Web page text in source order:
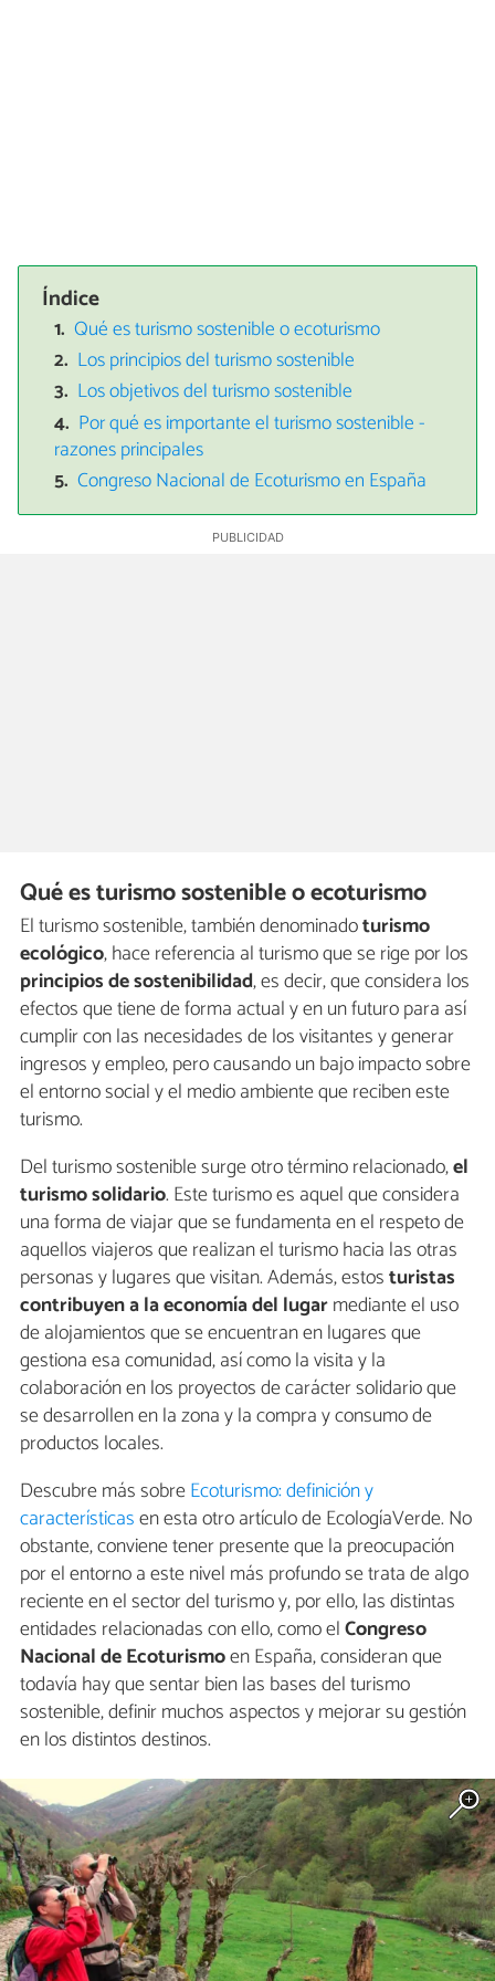
Índice
Qué es turismo sostenible o ecoturismo
Los principios del turismo sostenible
Los objetivos del turismo sostenible
Por qué es importante el turismo sostenible -
razones principales
Congreso Nacional de Ecoturismo en España
Qué es turismo sostenible o ecoturismo
El turismo sostenible, también denominadoturismo
ecológico, hace referencia al turismo que se rige por los
principios de sostenibilidad, es decir, que considera los
efectos que tiene de forma actual y en un futuro para así
cumplir con las necesidades de los visitantes y generar
ingresos y empleo, pero causando un bajo impacto sobre
el entorno social y el medio ambiente que reciben este
turismo.
Del turismo sostenible surge otro término relacionado,el
turismo solidario. Este turismo es aquel que considera
una forma de viajar que se fundamenta en el respeto de
aquellos viajeros que realizan el turismo hacia las otras
personas y lugares que visitan. Además, estosturistas
contribuyen a la economía del lugarmediante el uso
de alojamientos que se encuentran en lugares que
gestiona esa comunidad, así como la visita y la
colaboración en los proyectos de carácter solidario que
se desarrollen en la zona y la compra y consumo de
productos locales.
Descubre más sobreEcoturismo: definición y
característicasen esta otro artículo de EcologíaVerde. No
obstante, conviene tener presente que la preocupación
por el entorno a este nivel más profundo se trata de algo
reciente en el sector del turismo y, por ello, las distintas
entidades relacionadas con ello, como elCongreso
Nacional de Ecoturismoen España, consideran que
todavía hay que sentar bien las bases del turismo
sostenible, definir muchos aspectos y mejorar su gestión
en los distintos destinos.